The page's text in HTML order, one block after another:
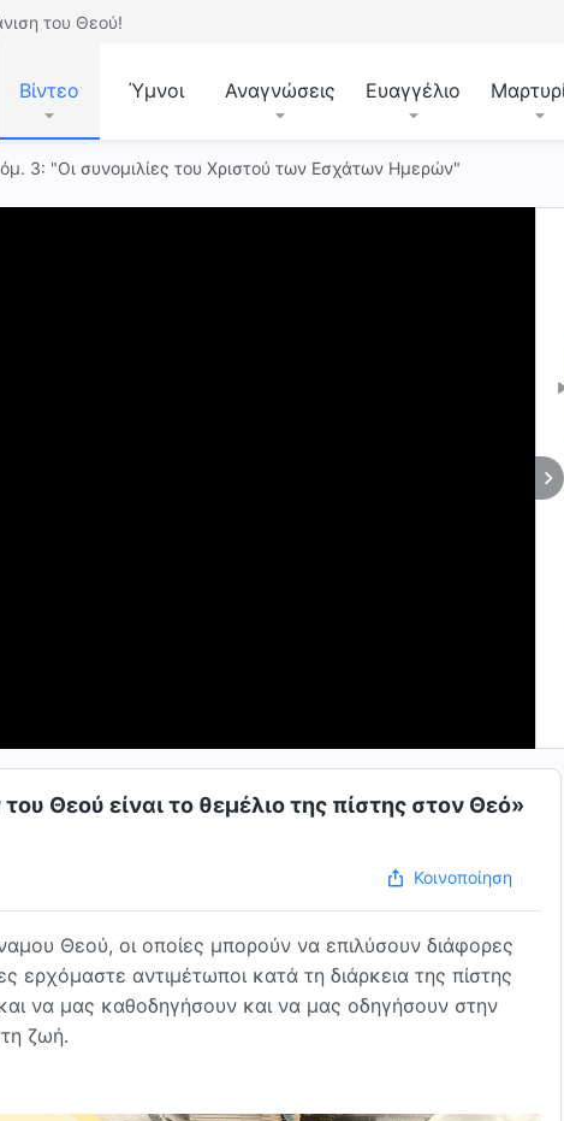
του Θεού!
Βίντεο Ύμνοι Αναγνώσεις Ευαγγέλιο
3: "Οι συνομιλίες του Χριστού των Εσχάτων Ημερών"
Θεού είναι το θεμέλιο της πίστης στον Θεό»
Κοινοποίηση
Θεού, οι οποίες μπορούν να επιλύσουν διάφορες
ερχόμαστε αντιμέτωποι κατά τη διάρκεια της πίστης
να μας καθοδηγήσουν και να μας οδηγήσουν στην
ζωή.